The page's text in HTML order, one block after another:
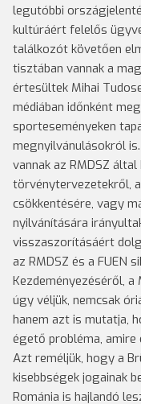
legutóbbi
kultúráért felelős
találkozót követően
tisztában vannak a
értesültek Mihai
médiában időnként
sporteseményeken
megnyilvánulásokról
vannak az RMDSZ
törvénytervezetekről,
csökkentésére, vagy
nyilvánítására
visszaszorításáért
az RMDSZ és a FUEN
Kezdeményezéséről,
úgy véljük, nemcsak
hanem azt is mutatja,
égető probléma,
Azt reméljük, hogy a
kisebbségek jogainak
Románia is hajlandó